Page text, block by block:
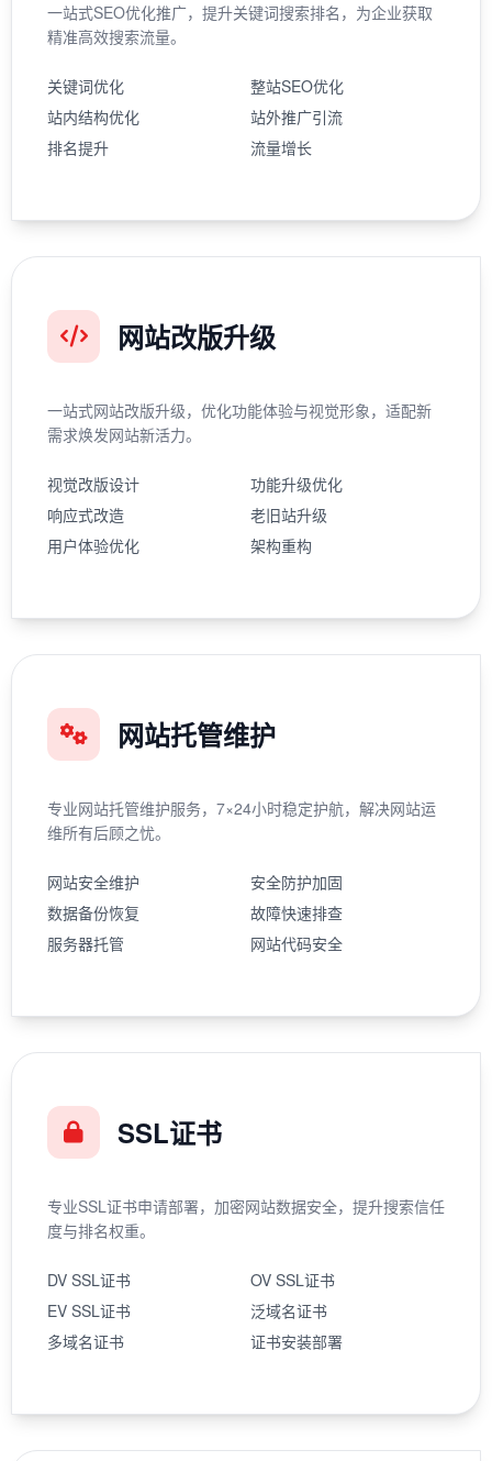
一站式SEO优化推广，提升关键词搜索排名，为企业获取
精准高效搜索流量。
关键词优化
整站SEO优化
站内结构优化
站外推广引流
排名提升
流量增长
网站改版升级
一站式网站改版升级，优化功能体验与视觉形象，适配新
需求焕发网站新活力。
视觉改版设计
功能升级优化
响应式改造
老旧站升级
用户体验优化
架构重构
网站托管维护
专业网站托管维护服务，7×24小时稳定护航，解决网站运
维所有后顾之忧。
网站安全维护
安全防护加固
数据备份恢复
故障快速排查
服务器托管
网站代码安全
SSL证书
专业SSL证书申请部署，加密网站数据安全，提升搜索信任
度与排名权重。
DV SSL证书
OV SSL证书
EV SSL证书
泛域名证书
多域名证书
证书安装部署